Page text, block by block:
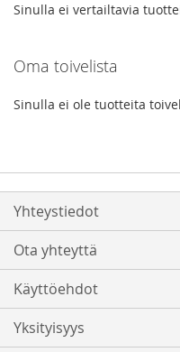
Sinulla ei vertailtavia
Oma toivelista
Sinulla ei ole tuotteita
Yhteystiedot
Ota yhteyttä
Käyttöehdot
Yksityisyys